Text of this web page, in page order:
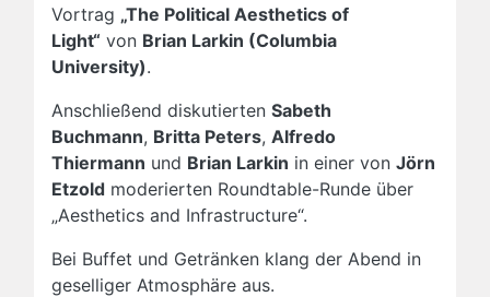
Vortrag „The Political Aesthetics of
Light“ von Brian Larkin (Columbia
University).
Anschließend diskutierten Sabeth
Buchmann, Britta Peters, Alfredo
Thiermann und Brian Larkin in einer von Jörn
Etzold moderierten Roundtable-Runde über
„Aesthetics and Infrastructure“.
Bei Buffet und Getränken klang der Abend in
geselliger Atmosphäre aus.